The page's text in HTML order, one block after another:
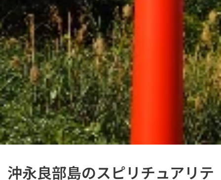
沖永良部島のスピリチュアリテ